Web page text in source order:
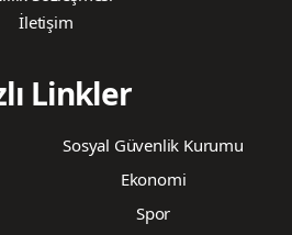
İletişim
Linkler
Sosyal Güvenlik Kurumu
Ekonomi
Spor